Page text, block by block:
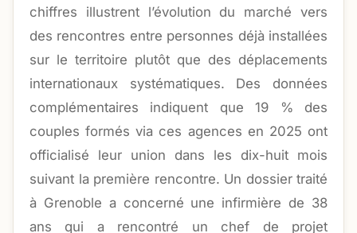
chiffres illustrent l’évolution du marché vers
des rencontres entre personnes déjà installées
sur le territoire plutôt que des déplacements
internationaux systématiques. Des données
complémentaires indiquent que 19 % des
couples formés via ces agences en 2025 ont
officialisé leur union dans les dix-huit mois
suivant la première rencontre. Un dossier traité
à Grenoble a concerné une infirmière de 38
ans qui a rencontré un chef de projet